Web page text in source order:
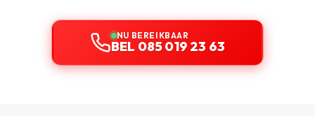
NU BEREIKBAAR
BEL 085 019 23 63